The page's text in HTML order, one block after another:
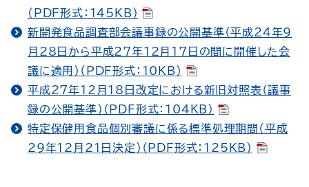
（PDF形式：145KB）
新開発食品調査部会議事録の公開基準（平成24年9
月28日から平成27年12月17日の間に開催した会
議に適用）（PDF形式：10KB）
平成27年12月18日改定における新旧対照表（議事
録の公開基準）（PDF形式：104KB）
特定保健用食品個別審議に係る標準処理期間（平成
29年12月21日決定）（PDF形式：125KB）